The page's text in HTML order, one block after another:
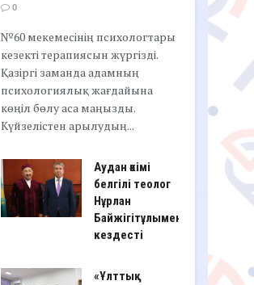
0
№60 мекемесінің психологтары
кезекті терапиясын жүргізді.
Қазіргі заманда адамның
психологиялық жағдайына
көңіл бөлу аса маңызды.
Күйзелістен арылудың...
Аудан әкімі
белгілі теолог
Нұрлан
Байжігітұлымен
кездесті
«Ұлттық